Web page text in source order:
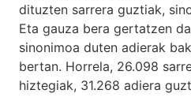
dituzten sarrera guztiak,
Eta gauza bera gertatzen
sinonimoa duten adierak
bertan. Horrela, 26.098
hiztegiak, 31.268 adiera